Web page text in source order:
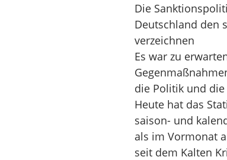
Die
Deutschland den
verzeichnen
Es war zu
die Politik und
Heute hat das
saison- und
als im Vormonat
seit dem Kalten